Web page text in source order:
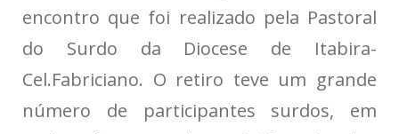
encontro que foi realizado pela Pastoral
do Surdo da Diocese de Itabira-
Cel.Fabriciano. O retiro teve um grande
número de participantes surdos, em